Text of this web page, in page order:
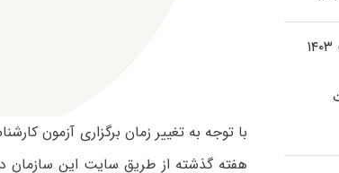
هفته گذشته از طریق سایت این سازمان در